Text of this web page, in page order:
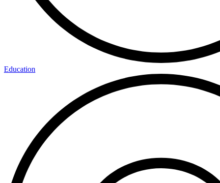
Education